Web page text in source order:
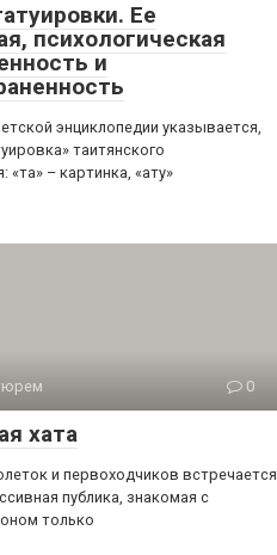
Ее
психологическая
и
энциклопедии указывается,
таитянского
«та» – картинка, «ату»
0
хата
и первоходчиков встречается
публика, знакомая с
только